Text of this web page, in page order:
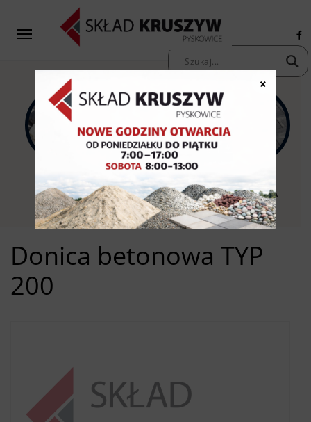
KAMIENIE
OZDOBNE
PIASKI ŻWIRY
KOSTKA
BRUKOWA
Donica betonowa TYP
200
×